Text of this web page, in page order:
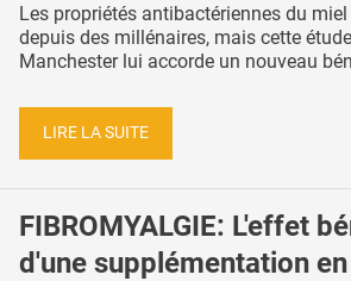
Les propriétés antibactériennes du
depuis des millénaires, mais cette
Manchester lui accorde un nouveau
LIRE LA SUITE
FIBROMYALGIE: L'effet
d'une supplémentation